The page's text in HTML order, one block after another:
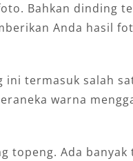
Bahkan dinding
Anda hasil
ini termasuk salah
warna
topeng. Ada banyak